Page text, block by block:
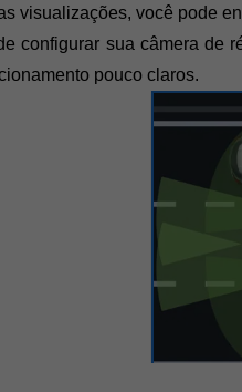
visualizações, você pode
configurar sua câmera de
pouco claros.